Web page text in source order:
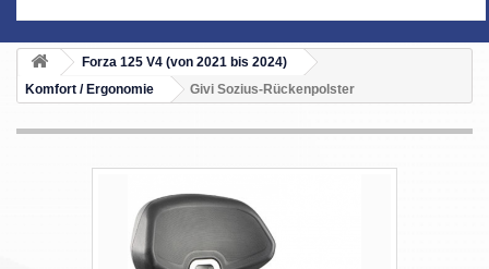
Forza 125 V4 (von 2021 bis 2024)
Komfort / Ergonomie
Givi Sozius-Rückenpolster